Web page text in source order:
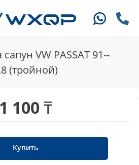
VW PASSAT 91--
(тройной)
1 100 ₸
Купить